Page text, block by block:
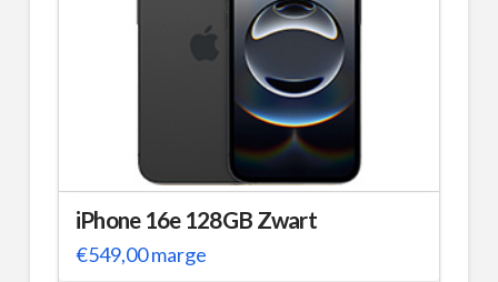
iPhone 16e 128GB Zwart
€549,00marge